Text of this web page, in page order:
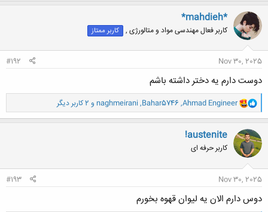
ک
ن
ش
ه
ا
*mahdieh*
کاربر فعال مهندسی مواد و متالورژی , کاربر ممتاز
Nov 30, 2025
#192
دوست دارم یه دختر داشته باشم
و
ا
ک
ن
ش
ه
:
Ahmad Engineer
,
Bahar5746
,
naghmeirani و 2 کاربر دیگر
!austenite
کاربر حرفه ای
Nov 30, 2025
#193
دوس دارم الان یه لیوان قهوه بخورم